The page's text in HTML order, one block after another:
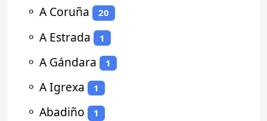
⚬ A Coruña 20
⚬ A Estrada 1
⚬ A Gándara 1
⚬ A Igrexa 1
⚬ Abadiño 1